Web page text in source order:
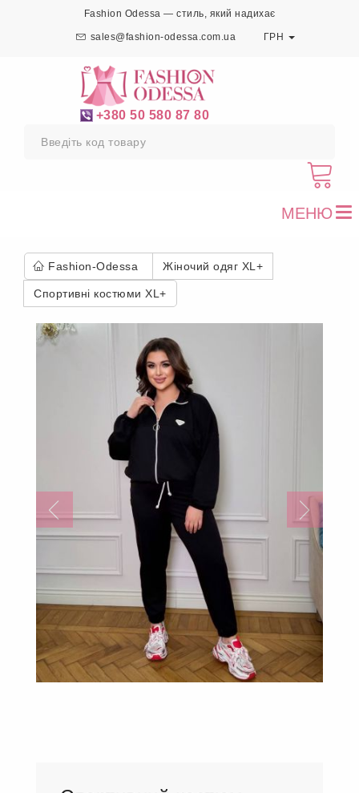
Fashion Odessa — стиль, який надихає
sales@fashion-odessa.com.ua ГРН
+380 50 580 87 80
МЕНЮ
Fashion-Odessa Жіночий одяг XL+
Спортивні костюми XL+